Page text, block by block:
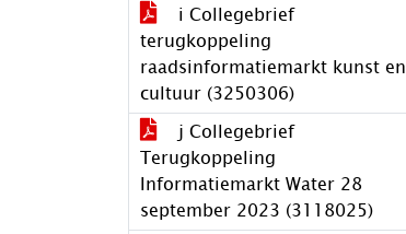
i Collegebrief
terugkoppeling
raadsinformatiemarkt kunst en
cultuur (3250306)
j Collegebrief
Terugkoppeling
Informatiemarkt Water 28
september 2023 (3118025)